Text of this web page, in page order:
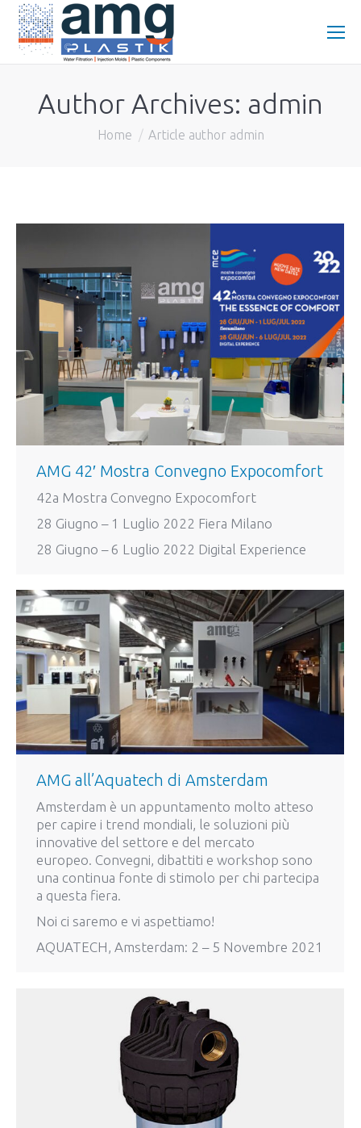
Author Archives: admin
Home Article author admin
AMG 42′ Mostra Convegno Expocomfort
42a Mostra Convegno Expocomfort
28 Giugno – 1 Luglio 2022 Fiera Milano
28 Giugno – 6 Luglio 2022 Digital Experience
AMG all’Aquatech di Amsterdam
Amsterdam è un appuntamento molto atteso
per capire i trend mondiali, le soluzioni più
innovative del settore e del mercato
europeo. Convegni, dibattiti e workshop sono
una continua fonte di stimolo per chi partecipa
a questa fiera.
Noi ci saremo e vi aspettiamo!
AQUATECH, Amsterdam: 2 – 5 Novembre 2021